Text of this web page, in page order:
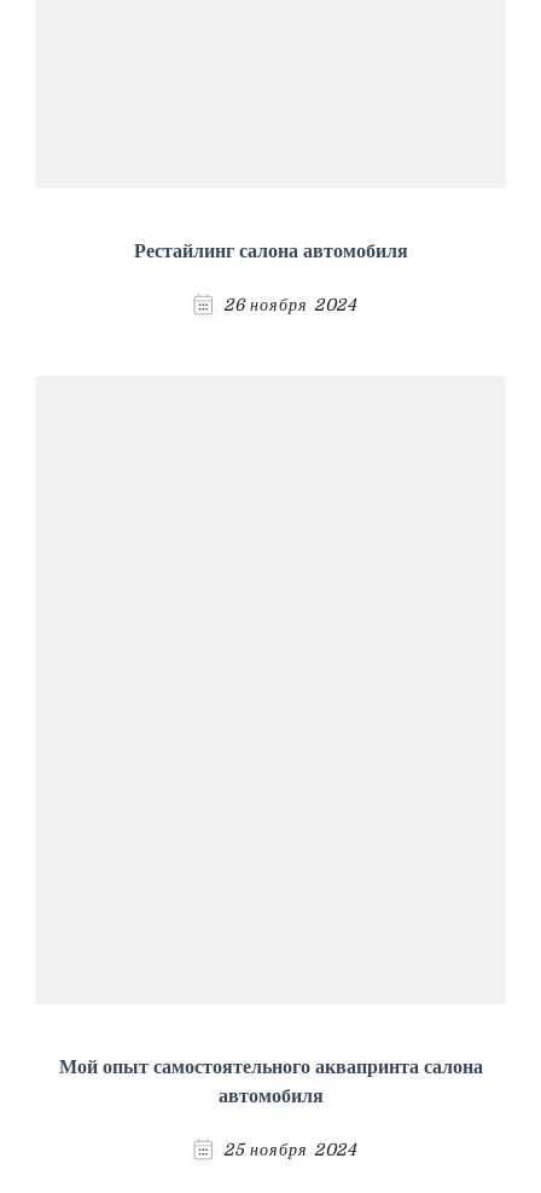
Рестайлинг салона автомобиля
26 ноября 2024
Мой опыт самостоятельного аквапринта салона
автомобиля
25 ноября 2024